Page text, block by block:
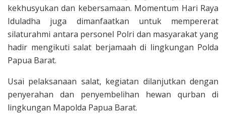
kekhusyukan dan kebersamaan. Momentum Hari Raya
Iduladha juga dimanfaatkan untuk mempererat
silaturahmi antara personel Polri dan masyarakat yang
hadir mengikuti salat berjamaah di lingkungan Polda
Papua Barat.
Usai pelaksanaan salat, kegiatan dilanjutkan dengan
penyerahan dan penyembelihan hewan qurban di
lingkungan Mapolda Papua Barat.